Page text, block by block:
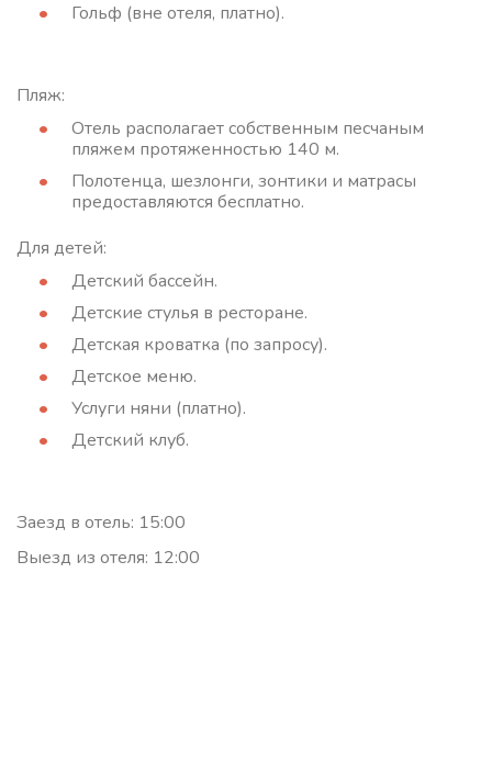
Гольф (вне отеля, платно).
Пляж:
Отель располагает собственным песчаным
пляжем протяженностью 140 м.
Полотенца, шезлонги, зонтики и матрасы
предоставляются бесплатно.
Для детей:
Детский бассейн.
Детские стулья в ресторане.
Детская кроватка (по запросу).
Детское меню.
Услуги няни (платно).
Детский клуб.
Заезд в отель: 15:00
Выезд из отеля: 12:00